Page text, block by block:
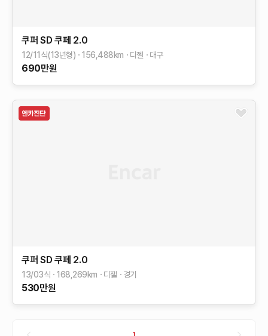
쿠퍼 SD 쿠페 2.0
12/11식(13년형) 156,488km 디젤 대구
690만원
쿠퍼 SD 쿠페 2.0
13/03식 168,269km 디젤 경기
530만원